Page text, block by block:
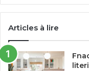
Articles à lire